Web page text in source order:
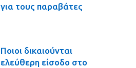
για τους παραβάτες
Ποιοι δικαιούνται
ελεύθερη είσοδο στο